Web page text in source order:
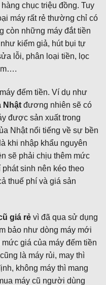
chục triệu đồng. Tuy
máy rất rẻ thường chỉ có
còn những máy đắt tiền
kiểm giả, hút bụi tự
lỗi, phân loại tiền, lọc
đếm tiền. Ví dụ như
Nhật đương nhiên sẽ có
được sản xuất trong
Nhật nổi tiếng về sự bền
khi nhập khẩu nguyên
sẽ phải chịu thêm mức
sinh nên kéo theo
thuế phí và giá sản
giá rẻ vì đã qua sử dụng
bảo như dòng máy mới
giá của máy đếm tiền
là máy rủi, may thì
không máy thì mang
máy cũ người dùng